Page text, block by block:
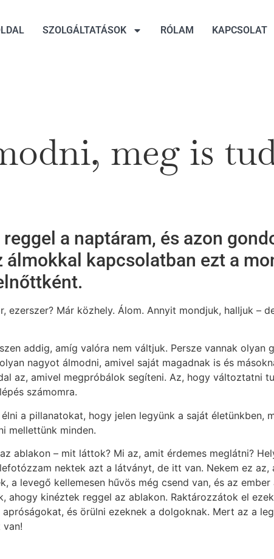
SZOLGÁLTATÁSOK RÓLAM KAPCSOLAT
meg is
a naptáram, és azon
kapcsolatban ezt a
Már közhely. Álom. Annyit mondjuk, halljuk –
addig, amíg valóra nem váltjuk. Persze vannak olyan
nagyot álmodni, amivel saját magadnak is és
az, amivel megpróbálok segíteni. Az, hogy változtatni
számomra.
a pillanatokat, hogy jelen legyünk a saját életünkben,
mellettünk minden.
ablakon – mit láttok? Mi az, amit érdemes meglátni?
nektek azt a látványt, de itt van. Nekem ez az,
levegő kellemesen hűvös még csend van, és az
ahogy kinéztek reggel az ablakon. Raktározzátok el
és örülni ezeknek a dolgoknak. Mert az a